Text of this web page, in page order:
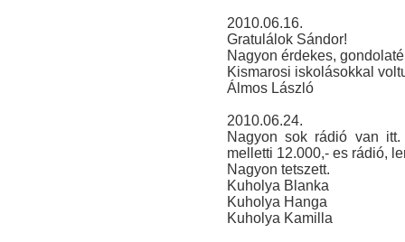
2010.06.16.
Gratulálok Sándor!
Nagyon érdekes,
Kismarosi iskolásokkal
Álmos László
2010.06.24.
Nagyon sok rádió van
melletti 12.000,- es rádió,
Nagyon tetszett.
Kuholya Blanka
Kuholya Hanga
Kuholya Kamilla